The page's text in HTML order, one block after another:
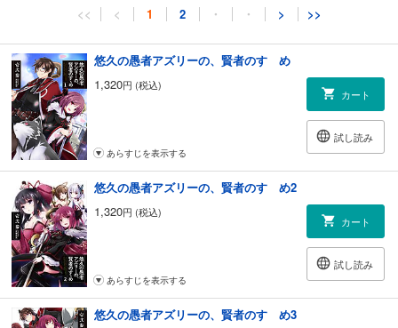
<< < 1 2 ・ ・ > >>
悠久の愚者アズリーの、賢者のすゝめ
1,320円 (税込)
カート
試し読み
あらすじを表示する
悠久の愚者アズリーの、賢者のすゝめ2
1,320円 (税込)
カート
試し読み
あらすじを表示する
悠久の愚者アズリーの、賢者のすゝめ3